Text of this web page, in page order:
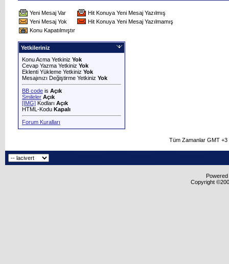
Yeni Mesaj Var
Hit Konuya Yeni Mesaj Yazılmış
Yeni Mesaj Yok
Hit Konuya Yeni Mesaj Yazılmamış
Konu Kapatılmıştır
Yetkileriniz
Konu Acma Yetkiniz Yok
Cevap Yazma Yetkiniz Yok
Eklenti Yükleme Yetkiniz Yok
Mesajınızı Değiştirme Yetkiniz Yok
BB code is Açık
Smileler Açık
[IMG] Kodları Açık
HTML-Kodu Kapalı
Forum Kuralları
Tüm Zamanlar GMT
Copyright